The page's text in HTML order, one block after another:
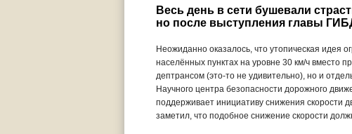
Весь день в сети бушевали
но после выступления главы
Неожиданно оказалось, что утопическая идея
населённых пунктах на уровне 30 км/ч вместо
дептрансом (это-то не удивительно), но и
Научного центра безопасности дорожного
поддерживает инициативу снижения скорости
заметил, что подобное снижение скорости